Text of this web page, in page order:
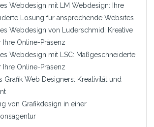
Webdesign mit LM Webdesign: Ihre
Lösung für ansprechende Websites
Webdesign von Luderschmid: Kreative
Ihre Online-Präsenz
Webdesign mit LSC: Maßgeschneiderte
Ihre Online-Präsenz
Grafik Web Designers: Kreativität und
von Grafikdesign in einer